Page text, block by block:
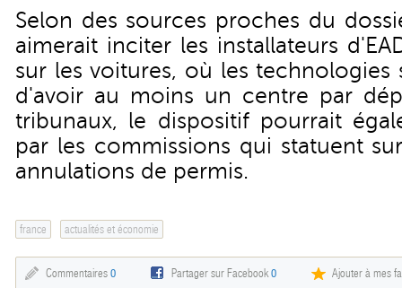
Selon des sources proches du
aimerait inciter les installateurs
sur les voitures, où les technologies
d'avoir au moins un centre par
tribunaux, le dispositif pourrait
par les commissions qui statuent
annulations de permis.
france actualités et économie
Commentaires 0 Partager sur Facebook0 Ajouter à mes